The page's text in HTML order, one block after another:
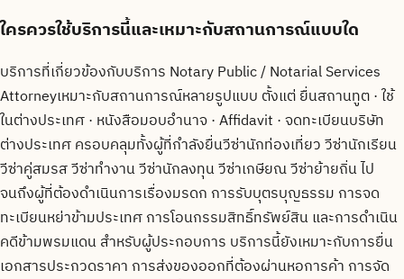
ใครควรใช้บริการนี้และเหมาะกับสถานการณ์แบบใด
บริการที่เกี่ยวข้องกับบริการ Notary Public / Notarial Services
Attorneyเหมาะกับสถานการณ์หลายรูปแบบ ตั้งแต่ ยื่นสถานทูต · ใช้
ในต่างประเทศ · หนังสือมอบอำนาจ · Affidavit · จดทะเบียนบริษัท
ต่างประเทศ ครอบคลุมทั้งผู้ที่กำลังยื่นวีซ่านักท่องเที่ยว วีซ่านักเรียน
วีซ่าคู่สมรส วีซ่าทำงาน วีซ่านักลงทุน วีซ่าเกษียณ วีซ่าย้ายถิ่น ไป
จนถึงผู้ที่ต้องดำเนินการเรื่องมรดก การรับบุตรบุญธรรม การจด
ทะเบียนหย่าข้ามประเทศ การโอนกรรมสิทธิ์ทรัพย์สิน และการดำเนิน
คดีข้ามพรมแดน สำหรับผู้ประกอบการ บริการนี้ยังเหมาะกับการยื่น
เอกสารประกวดราคา การส่งของออกที่ต้องผ่านหอการค้า การจัด